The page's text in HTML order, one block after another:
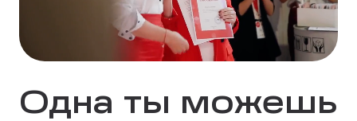
Одна ты можешь